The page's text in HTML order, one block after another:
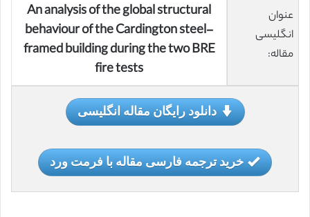
عنوان
انگلیسی
مقاله:
An analysis of the global structural
behaviour of the Cardington steel-
framed building during the two BRE
fire tests
دانلود رایگان مقاله انگلیسی
خرید ترجمه فارسی مقاله با فرمت ورد